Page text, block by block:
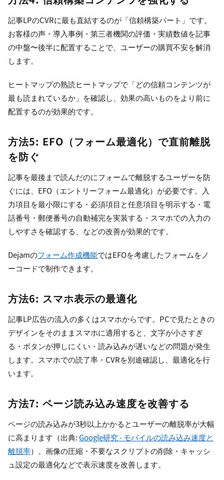
記事LPのCVRに最も直結するのが「信頼構築パート」です。
お客様の声・導入事例・第三者機関の評価・実績数値を記事
の中盤〜後半に配置することで、ユーザーの購買不安を解消
します。
ヒートマップの熟読ヒートマップで「どの信頼コンテンツが
最も読まれているか」を確認し、効果の高いものをより前に
配置するのが効果的です。
方法5: EFO（フォーム最適化）で直前離脱
を防ぐ
記事を最後まで読んだのにフォームで離脱するユーザーを防
ぐには、EFO（エントリーフォーム最適化）が必要です。入
力項目を最小限にする・必須項目と任意項目を明示する・電
話番号・郵便番号の自動補完を実装する・スマホでの入力の
しやすさを確認する、などの改善が効果的です。
Dejamのフォーム作成機能ではEFOを考慮したフォームをノ
ーコードで制作できます。
方法6: スマホ表示の最適化
記事LP広告の流入の多くはスマホからです。PCで見たときの
デザインをそのままスマホに適用すると、文字が小さすぎ
る・ボタンが押しにくい・読み込みが遅いなどの問題が発生
します。スマホでの読了率・CVRを別途確認し、最適化を行
います。
方法7: ページ読み込み速度を改善する
ページの読み込みが3秒以上かかるとユーザーの離脱率が大幅
に高まります（出典:Google研究 - モバイルの読み込み速度と
離脱率）。画像の圧縮・不要なスクリプトの削除・キャッシ
ュ設定の最適化などで表示速度を改善します。